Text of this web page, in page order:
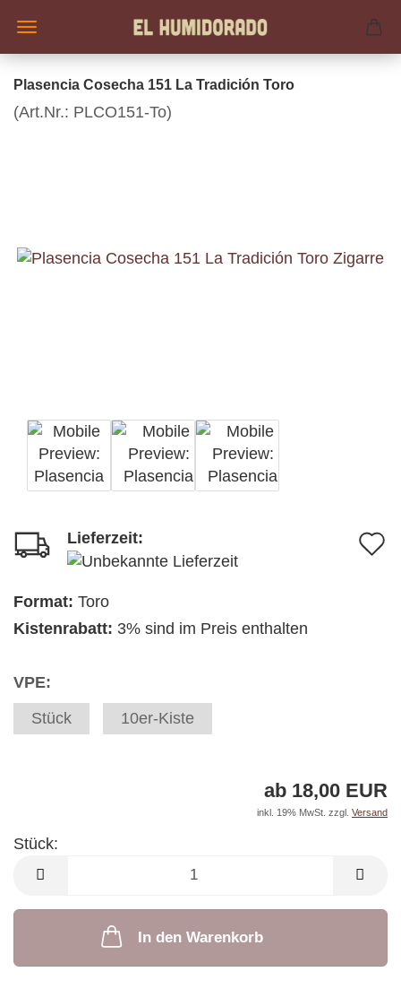
Plasencia Cosecha 151 La Tradición Toro
(Art.Nr.: PLCO151-To)
Lieferzeit:
Format: Toro
Kistenrabatt: 3% sind im Preis enthalten
VPE:
Stück
10er-Kiste
ab 18,00 EUR
inkl. 19% MwSt. zzgl. Versand
Stück:
Stück
In den Warenkorb